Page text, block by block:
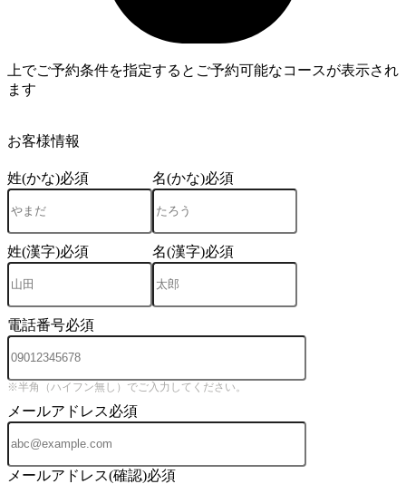
上でご予約条件を指定するとご予約可能なコースが表示され
ます
お客様情報
姓(かな)必須 名(かな)必須
姓(漢字)必須 名(漢字)必須
電話番号必須
※半角（ハイフン無し）でご入力してください。
メールアドレス必須
メールアドレス(確認)必須